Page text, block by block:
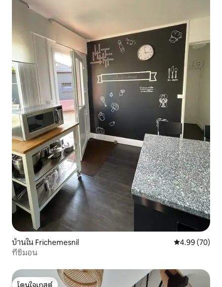
บ้านใน Frichemesnil คะแนนเฉลี่ย
4.99 (70)
ที่ซิมอน
โดนใจเกสต์